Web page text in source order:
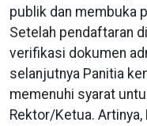
publik dan membuka
Setelah pendaftaran
verifikasi dokumen
selanjutnya Panitia
memenuhi syarat
Rektor/Ketua.